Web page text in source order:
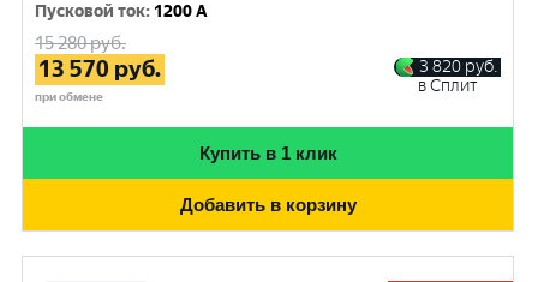
Пусковой ток: 1200 A
15 280руб.
13 570 руб.
при обмене
3 820 руб.
в Сплит
Купить в 1 клик
Добавить в корзину